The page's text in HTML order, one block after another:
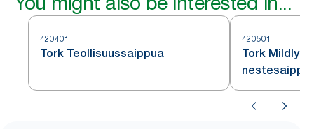
420401
Tork Teollisuussaippua
420501
Tork Mildly